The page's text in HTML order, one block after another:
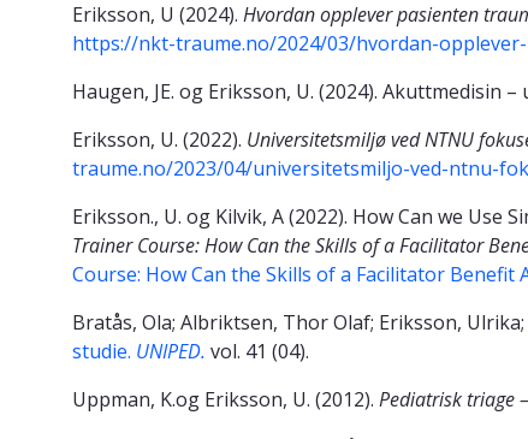
Eriksson, U (2024). Hvordan opplever pasienten
https://nkt-traume.no/2024/03/hvordan-
Haugen, JE. og Eriksson, U. (2024). Akuttmedisin
Eriksson, U. (2022). Universitetsmiljø ved NTNU
traume.no/2023/04/universitetsmiljo-ved-ntnu-
Eriksson., U. og Kilvik, A (2022). How Can we Use
Trainer Course: How Can the Skills of a Facilitator
Course: How Can the Skills of a Facilitator
Bratås, Ola; Albriktsen, Thor Olaf; Eriksson,
studie. UNIPED. vol. 41 (04).
Uppman, K.og Eriksson, U. (2012). Pediatrisk triage